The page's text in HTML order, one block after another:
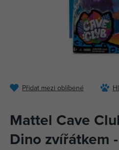
Přidat mezi oblíbené
Mattel Cave
Dino zvířátkem